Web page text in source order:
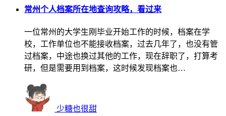
常州个人档案所在地查询攻略，看过来
一位常州的大学生刚毕业开始工作的时候，档案在学
校，工作单位也不能接收档案，过去几年了，也没有管
过档案，中途也换过其他的工作，现在辞职了，打算考
研，但是需要用到档案，这时候发现档案也…
少糖也很甜